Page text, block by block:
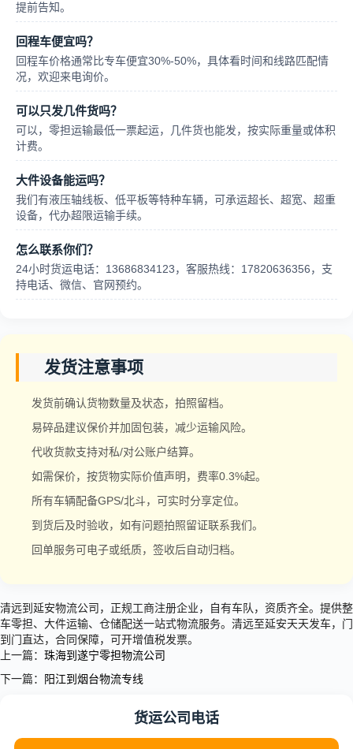
提前告知。
回程车便宜吗？
回程车价格通常比专车便宜30%-50%，具体看时间和线路匹配情
况，欢迎来电询价。
可以只发几件货吗？
可以，零担运输最低一票起运，几件货也能发，按实际重量或体积
计费。
大件设备能运吗？
我们有液压轴线板、低平板等特种车辆，可承运超长、超宽、超重
设备，代办超限运输手续。
怎么联系你们？
24小时货运电话：13686834123，客服热线：17820636356，支
持电话、微信、官网预约。
发货注意事项
发货前确认货物数量及状态，拍照留档。
易碎品建议保价并加固包装，减少运输风险。
代收货款支持对私/对公账户结算。
如需保价，按货物实际价值声明，费率0.3%起。
所有车辆配备GPS/北斗，可实时分享定位。
到货后及时验收，如有问题拍照留证联系我们。
回单服务可电子或纸质，签收后自动归档。
清远到延安物流公司，正规工商注册企业，自有车队，资质齐全。提供整
车零担、大件运输、仓储配送一站式物流服务。清远至延安天天发车，门
到门直达，合同保障，可开增值税发票。
上一篇： 珠海到遂宁零担物流公司
下一篇：
阳江到烟台物流专线
货运公司电话